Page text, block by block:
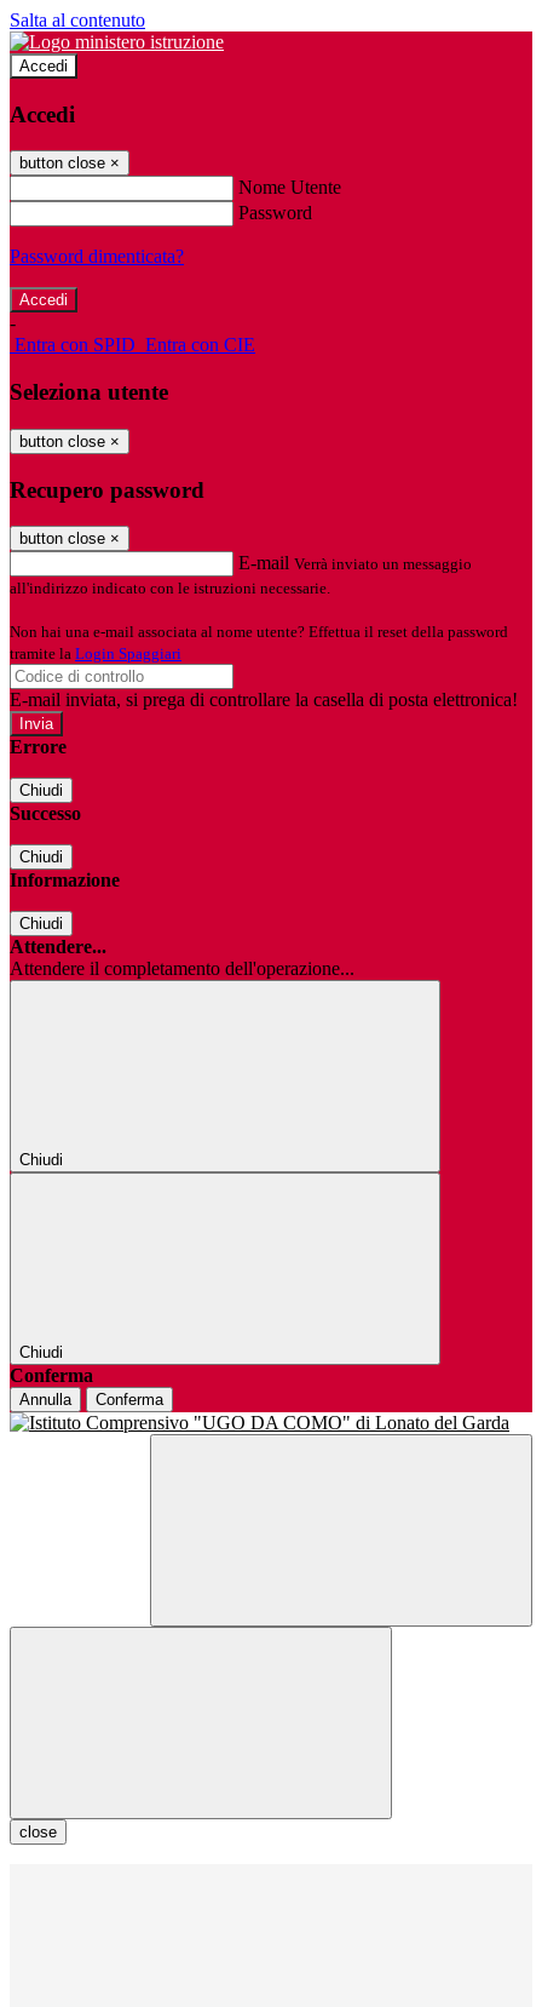
Salta al contenuto
Accedi
Accedi
button close ×
Nome Utente
Password
Password dimenticata?
-
Entra con SPID Entra con CIE
Seleziona utente
button close ×
Recupero password
button close ×
E-mail Verrà inviato un messaggio
all'indirizzo indicato con le istruzioni necessarie.
Non hai una e-mail associata al nome utente? Effettua il reset della password
tramite la Login Spaggiari
E-mail inviata, si prega di controllare la casella di posta elettronica!
Errore
Chiudi
Successo
Chiudi
Informazione
Chiudi
Attendere...
Attendere il completamento dell'operazione...
Chiudi
Chiudi
Conferma
Annulla Conferma
close